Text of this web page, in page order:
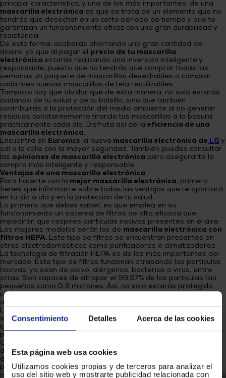
Consentimiento Detalles Acerca de las cookies
Esta página web usa cookies
Utilizamos cookies propias y de terceros para analizar el
uso del sitio web y mostrarte publicidad relacionada con
cercana
Ahorramos
en
combustible
y cuidamos
el planeta
VALIDAR
O
también
puedes:
Iniciar
sesión Registrarse
principal característica, y una de las más importantes, de una
mascarilla electrónica es que se trata de un elemento que no
tendrás que desechar en un corto periodo de tiempo y que te
garantizan un funcionamiento eficaz con una gran durabilidad y
resistencia.
De esta forma, acabarás ahorrando una gran cantidad de
dinero, ya que al pagar el precio de tu mascarilla
electrónica estarás realizando una inversión inteligente y
responsable, puesto que no tendrás que comprar todas las
semanas un paquete de mascarillas desechables o comprar
cada mes nuevas mascarillas de tela reutilizables.
Tampoco hay que olvidar que de esta manera, no solo estarás
cuidando de tu salud y de tu bolsillo, sino que también
contribuirás a la protección del medio ambiente al no generar
residuos constantemente tirando tus mascarillas a la basura
prácticamente cada día. Disfruta así de la eficiencia de una
mascarilla electrónica.
Encuentra en Euronics la nueva mascarilla electrónica de LG y
sal a la calle con la mayor seguridad. También puedes consultar
las opiniones de mascarilla electrónica para asegurarte la
compra más inteligente y responsable.
Ventajas de una mascarilla electrónica
Para hacerte con la mejor mascarilla electrónica, primero
tienes que informarte sobre todas las ventajas que te aportará
en tu día a día y en la protección de tu salud.
Lo primero que debes saber, es que emplea en su
funcionamiento un sistema de filtros de alta eficacia que
impedirán que respires partículas nocivas presentes en el aire.
Los mejores modelos serán los de mascarilla electrónica con
filtros HEPA. Este tipo de filtros se encuentran presentes en
otros electrodomésticos como purificadores o climatizadores.
La tecnología de filtración HEPA es de las más importantes del
mercado. Este tipo de filtros funcionan atrapando las partículas
nocivas, ya sean de polvo, alérgenos, bacterias o virus, entre
otras. Son capaces de atrapar el 99,97% de las partículas tan
pequeñas como 0,3 micrones. Así, no solo estarás protegido
contra virus, sino también contra aquellas partículas que te den
alergia, como el polen, el polvo o los ácaros.
Las
ventiladores para que el aire que respires se encuentre en
constante movimiento y solo entre en tus pulmones el aire
purificado que ya ha pasado por los filtros correspondientes.
Otra ventaja de tu
adaptará perfectamente a tu cara, nariz y boca, para que todo
quede bien cubierto y no quedes expuesto al aire contaminado
por ningún resquicio. Podrás olvidarte de la incomodidad de las
mascarillas desechables y el dolor de las tiras en las orejas o las